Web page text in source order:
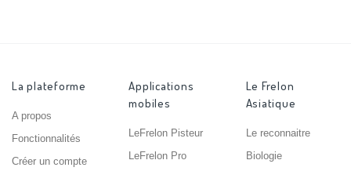
La plateforme
A propos
Fonctionnalités
Créer un compte
Applications
mobiles
LeFrelon Pisteur
LeFrelon Pro
Le Frelon
Asiatique
Le reconnaitre
Biologie